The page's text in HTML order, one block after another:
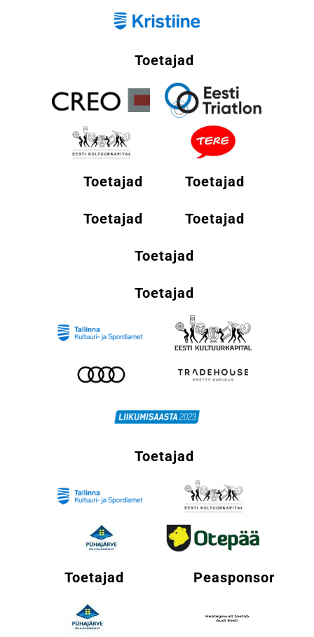
Toetajad
Toetajad Toetajad
Toetajad Toetajad
Toetajad
Toetajad
Toetajad
Toetajad Peasponsor